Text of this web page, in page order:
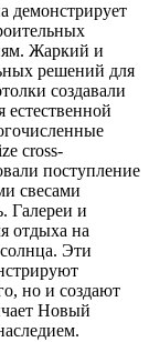
демонстрирует
Жаркий и
решений для
создавали
естественной
cross-
поступление
свесами
Галереи и
отдыха на
Эти
но и создают
Новый